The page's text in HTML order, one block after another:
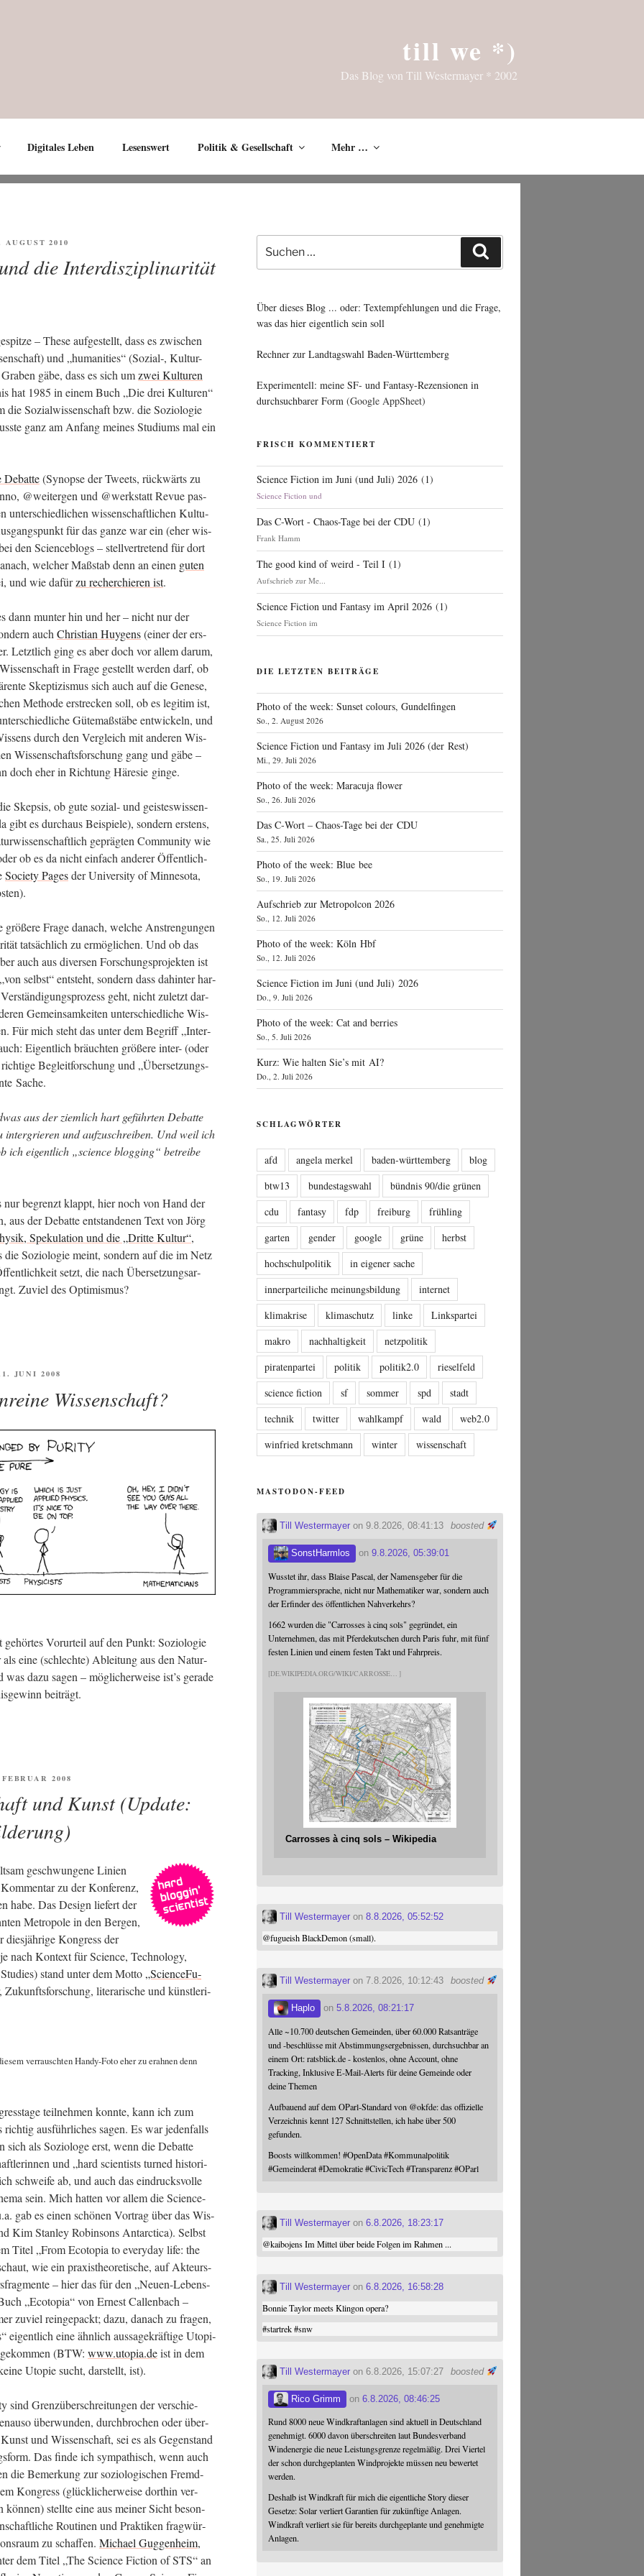
till we *)
Das Blog von Till Westermayer * 2002
Digitales Leben Lesenswert Politik & Gesellschaft Mehr …
2010
die Interdisziplinarität
– The­se auf­ge­stellt, dass es zwi­schen
und „huma­ni­ties“ (Sozial‑, Kul­tur-
gäbe, dass es sich umzwei Kul­tu­ren
hat 1985 in einem Buch „Die drei Kul­tu­ren“
die Sozi­al­wis­sen­schaft bzw. die Sozio­lo­gie
ganz am Anfang mei­nes Stu­di­ums mal ein
Debat­te(Syn­op­se der Tweets, rück­wärts zu
@weitergen und @werkstatt Revue pas­
unter­schied­li­chen wis­sen­schaft­li­chen Kul­tu­
für das gan­ze war ein (eher wis­
den Sci­ence­b­logs – stell­ver­tre­tend für dort
wel­cher Maß­stab denn an einen guten
und wie dafürzu recher­chie­ren ist.
dann mun­ter hin und her – nicht nur der
auch Chris­ti­an Huy­gens(einer der ers­
Letzt­lich ging es aber doch vor allem dar­um,
in Fra­ge gestellt wer­den darf, ob
Skep­ti­zis­mus sich auch auf die Gene­se,
Metho­de erstre­cken soll, ob es legi­tim ist,
Güte­maß­stä­be ent­wi­ckeln, und
durch den Ver­gleich mit ande­ren Wis­
Wis­sen­schafts­for­schung gang und gäbe –
doch eher in Rich­tung Häre­sie ginge.
Skep­sis, ob gute sozi­al- und geis­tes­wis­sen­
es durch­aus Bei­spie­le), son­dern ers­tens,
gepräg­ten Com­mu­ni­ty wie
ob es da nicht ein­fach ande­rer Öffent­lich­
Socie­ty Pagesder Uni­ver­si­ty of Min­ne­so­ta,
Fra­ge danach, wel­che Anstren­gun­gen
tat­säch­lich zu ermög­li­chen. Und ob das
auch aus diver­sen For­schungs­pro­jek­ten ist
selbst“ ent­steht, son­dern dass dahin­ter har­
geht, nicht zuletzt dar­
Gemein­sam­kei­ten unter­schied­li­che Wis­
Für mich steht das unter dem Begriff „Inter­
Eigent­lich bräuch­ten grö­ße­re inter- (oder
Begleit­for­schung und „Über­set­zungs­
Sache.
aus der ziem­lich hart geführ­ten Debat­te
inter­grie­ren und auf­zu­schrei­ben. Und weil ich
ich eigent­lich „sci­ence blog­ging“ betrei­be
begrenzt klappt, hier noch von Hand der
der Debat­te ent­stan­de­nen Text von Jörg
Spe­ku­la­ti­on und die „Drit­te Kul­tur“,
Sozio­lo­gie meint, son­dern auf die im Netz
setzt, die nach Über­set­zungs­ar­
Zuviel des Optimismus?
JUNI 2008
Wissenschaft?
Vor­ur­teil auf den Punkt: Sozio­lo­gie
eine (schlech­te) Ablei­tung aus den Natur­
dazu sagen – mög­li­cher­wei­se ist’s gera­de
beiträgt.
2008
und Kunst (Update:
geschwun­ge­ne Lini­en
zu der Kon­fe­renz,
habe. Das Design lie­fert der
Metro­po­le in den Ber­gen,
dies­jäh­ri­ge Kon­gress der
nach Kon­text für Sci­ence, Tech­no­lo­gy,
stand unter dem Mot­to „Sci­ence­Fu­
Zukunfts­for­schung, lite­ra­ri­sche und künst­le­ri­
ver­rausch­ten Han­dy-Foto eher zu erah­nen denn
teil­neh­men konn­te, kann ich zum
aus­führ­li­ches sagen. Es war jeden­falls
als Sozio­lo­ge erst, wenn die Debat­te
und „hard sci­en­tists tur­ned his­to­ri­
schwei­fe ab, und auch das ein­drucks­vol­le
sein. Mich hat­ten vor allem die Sci­ence-
gab es einen schö­nen Vor­trag über das Wis­
Kim Stan­ley Robin­sons Ant­ar­c­ti­ca). Selbst
Titel „From Eco­to­pia to ever­y­day life: the
wie ein pra­xis­theo­re­ti­sche, auf Akteurs-
– hier das für den „Neu­en-Lebens­
„Eco­to­pia“ von Ernest Cal­len­bach –
zuviel rein­ge­packt; dazu, danach zu fra­gen,
eigent­lich eine ähn­lich aus­sa­ge­kräf­ti­ge Uto­pi­
(BTW: www.utopia.deist in dem
Uto­pie sucht, dar­stellt, ist).
sind Grenz­über­schrei­tun­gen der ver­schie­
über­wun­den, durch­bro­chen oder über­
und Wis­sen­schaft, sei es als Gegen­stand
Das fin­de ich sym­pa­thisch, wenn auch
die Bemer­kung zur sozio­lo­gi­schen Fremd­
Kon­gress (glück­li­cher­wei­se dort­hin ver­
kön­nen) stell­te eine aus mei­ner Sicht beson­
Rou­ti­nen und Prak­ti­ken frag­wür­
zu schaf­fen. Micha­el Gug­gen­heim,
dem Titel „The Sci­ence Fic­tion of STS“ an
Suche
nach:
Über dieses Blog ... oder: Textempfehlungen und die Frage,
was das hier eigentlich sein soll
Rechner zur Landtagswahl Baden-Württemberg
Experimentell: meine SF- und Fantasy-Rezensionen in
durchsuchbarer Form (Google AppSheet)
FRISCH KOMMENTIERT
Science Fiction im Juni (und Juli) 2026 (1)
Science Fiction und
Das C-Wort - Chaos-Tage bei der CDU (1)
Frank Hamm
The good kind of weird - Teil I (1)
Aufschrieb zur Me...
Science Fiction und Fantasy im April 2026 (1)
Science Fiction im
DIE LETZTEN BEITRÄGE
Photo of the week: Sunset colours, Gundelfingen
So., 2. August 2026
Science Fiction und Fantasy im Juli 2026 (der Rest)
Mi., 29. Juli 2026
Photo of the week: Maracuja flower
So., 26. Juli 2026
Das C‑Wort – Chaos-Tage bei der CDU
Sa., 25. Juli 2026
Photo of the week: Blue bee
So., 19. Juli 2026
Aufschrieb zur Metropolcon 2026
So., 12. Juli 2026
Photo of the week: Köln Hbf
So., 12. Juli 2026
Science Fiction im Juni (und Juli) 2026
Do., 9. Juli 2026
Photo of the week: Cat and berries
So., 5. Juli 2026
Kurz: Wie halten Sie’s mit AI?
Do., 2. Juli 2026
SCHLAGWÖRTER
afd angela merkel baden-württemberg
blog
btw13
bundestagswahl
bündnis 90/die grünen
cdu
fantasy fdp freiburg
frühling
garten
gender google grüne
herbst
hochschulpolitik
in eigener sache
innerparteiliche meinungsbildung
internet
klimakrise
klimaschutz linke
Linkspartei
makro
nachhaltigkeit
netzpolitik
piratenpartei
politik politik2.0
rieselfeld
science fiction
sf sommer spd
stadt
technik
twitter wahlkampf wald
web2.0
winfried kretschmann
winter wissenschaft
MASTODON-FEED
boosted
Till Westermayer on 9.8.2026, 08:41:13
SonstHarmlos on9.8.2026, 05:39:01
Wusstet ihr, dass Blaise Pascal, der Namensgeber für die
Programmiersprache, nicht nur Mathematiker war, sondern auch
der Erfinder des öffentlichen Nahverkehrs?
1662 wurden die "Carrosses à cinq sols" gegründet, ein
Unternehmen, das mit Pferdekutschen durch Paris fuhr, mit fünf
festen Linien und einem festen Takt und Fahrpreis.
DE.WIKIPEDIA.ORG/WIKI/CARROSSE
Carrosses à cinq sols – Wikipedia
Till Westermayer on8.8.2026, 05:52:52
@fugueishBlackDemon (small).
boosted
Till Westermayer on 7.8.2026, 10:12:43
Haplo on5.8.2026, 08:21:17
Alle ~10.700 deutschen Gemeinden, über 60.000 Ratsanträge
und -beschlüsse mit Abstimmungsergebnissen, durchsuchbar an
einem Ort: ratsblick.de - kostenlos, ohne Account, ohne
Tracking, Inklusive E-Mail-Alerts für deine Gemeinde oder
deine Themen
Aufbauend auf dem OParl-Standard von @okfde: das offizielle
Verzeichnis kennt 127 Schnittstellen, ich habe über 500
gefunden.
Boosts willkommen!#OpenData #Kommunalpolitik
#Gemeinderat #Demokratie #CivicTech #Transparenz #OParl
Till Westermayer on6.8.2026, 18:23:17
@kaibojensIm Mittel über beide Folgen im Rahmen ...
Till Westermayer on6.8.2026, 16:58:28
Bonnie Taylor meets Klingon opera?
#startrek #snw
boosted
Till Westermayer on 6.8.2026, 15:07:27
Rico Grimm on6.8.2026, 08:46:25
Rund 8000 neue Windkraftanlagen sind aktuell in Deutschland
genehmigt. 6000 davon überschreiten laut Bundesverband
Windenergie die neue Leistungsgrenze regelmäßig. Drei Viertel
der schon durchgeplanten Windprojekte müssen neu bewertet
werden.
Deshalb ist Windkraft für mich die eigentliche Story dieser
Gesetze: Solar verliert Garantien für zukünftige Anlagen.
Windkraft verliert sie für bereits durchgeplante und genehmigte
Anlagen.